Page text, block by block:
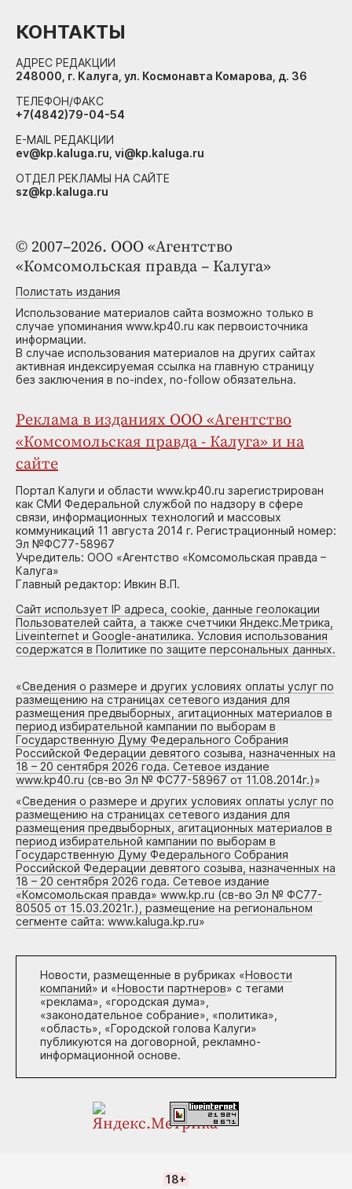
© 2007–2026. ООО «Агентство
«Комсомольская правда – Калуга»
Полистать издания
Использование материалов сайта возможно только в
случае упоминания www.kp40.ru как первоисточника
информации.
В случае использования материалов на других сайтах
активная индексируемая ссылка на главную страницу
без заключения в no-index, no-follow обязательна.
Реклама в изданиях ООО «Агентство
«Комсомольская правда - Калуга» и на
сайте
Портал Калуги и области www.kp40.ru зарегистрирован
как СМИ Федеральной службой по надзору в сфере
связи, информационных технологий и массовых
коммуникаций 11 августа 2014 г. Регистрационный номер:
Эл №ФС77-58967
Учредитель: ООО «Агентство «Комсомольская правда –
Калуга»
Главный редактор: Ивкин В.П.
Сайт использует IP адреса, cookie, данные геолокации
Пользователей сайта, а также счетчики Яндекс.Метрика,
Liveinternet и Google-анатилика. Условия использования
содержатся в Политике по защите персональных данных.
«Сведения о размере и других условиях оплаты услуг по
размещению на страницах сетевого издания для
размещения предвыборных, агитационных материалов в
период избирательной кампании по выборам в
Государственную Думу Федерального Собрания
Российской Федерации девятого созыва, назначенных на
18 – 20 сентября 2026 года. Сетевое издание
www.kp40.ru (св-во Эл № ФС77-58967 от 11.08.2014г.)»
«Сведения о размере и других условиях оплаты услуг по
размещению на страницах сетевого издания для
размещения предвыборных, агитационных материалов в
период избирательной кампании по выборам в
Государственную Думу Федерального Собрания
Российской Федерации девятого созыва, назначенных на
18 – 20 сентября 2026 года. Сетевое издание
«Комсомольская правда» www.kp.ru (св-во Эл № ФС77-
80505 от 15.03.2021г.), размещение на региональном
сегменте сайта: www.kaluga.kp.ru»
Новости, размещенные в рубриках «Новости
компаний» и «Новости партнеров» с тегами
«реклама», «городская дума»,
«законодательное собрание», «политика»,
«область», «Городской голова Калуги»
публикуются на договорной, рекламно-
информационной основе.
КОНТАКТЫ
АДРЕС РЕДАКЦИИ
248000, г. Калуга, ул. Космонавта Комарова, д. 36
ТЕЛЕФОН/ФАКС
+7(4842)79-04-54
E-MAIL РЕДАКЦИИ
ev@kp.kaluga.ru, vi@kp.kaluga.ru
ОТДЕЛ РЕКЛАМЫ НА САЙТЕ
sz@kp.kaluga.ru
18+